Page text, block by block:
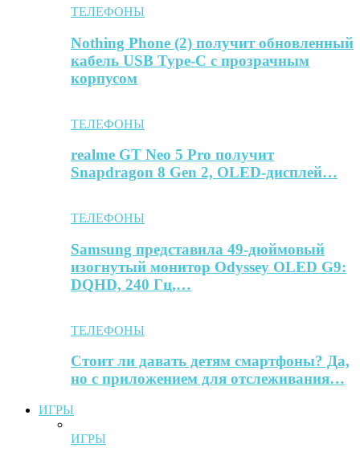
ТЕЛЕФОНЫ
Nothing Phone (2) получит обновленный
кабель USB Type-C с прозрачным
корпусом
ТЕЛЕФОНЫ
realme GT Neo 5 Pro получит
Snapdragon 8 Gen 2, OLED-дисплей…
ТЕЛЕФОНЫ
Samsung представила 49-дюймовый
изогнутый монитор Odyssey OLED G9:
DQHD, 240 Гц,…
ТЕЛЕФОНЫ
Стоит ли давать детям смартфоны? Да,
но с приложением для отслеживания…
ИГРЫ
ИГРЫ